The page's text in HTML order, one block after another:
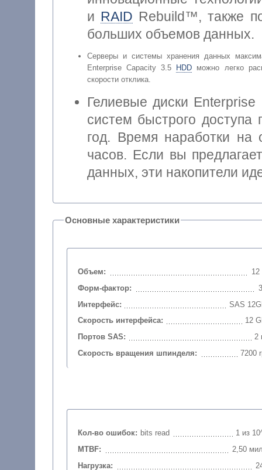
и RAID Rebuild™, также
больших объемов данных.
Серверы и системы хранения данных
Enterprise Capacity 3.5
HDDможно легко
скорости отклика.
Гелиевые диски
систем быстрого
год. Время наработки
часов. Если вы
данных, эти накопители
Основные характеристики
Объем:
12
Форм-фактор:
Интерфейс:
SAS
Скорость интерфейса:
12
Портов SAS:
2
Скорость вращения шпинделя:
7200
Кол-во ошибок: bits read
1 из
MTBF:
2,50
Нагрузка: